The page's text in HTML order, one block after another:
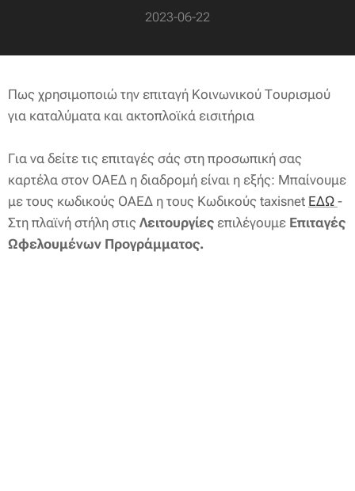
2023-06-22
Πως χρησιμοποιώ την επιταγή Κοινωνικού Τουρισμού
για καταλύματα και ακτοπλοϊκά εισιτήρια
Για να δείτε τις επιταγές σάς στη προσωπική σας
καρτέλα στον ΟΑΕΔ η διαδρομή είναι η εξής: Μπαίνουμε
με τους κωδικούς ΟΑΕΔ η τους Κωδικούς taxisnet ΕΔΩ -
Στη πλαϊνή στήλη στις Λειτουργίες επιλέγουμε Επιταγές
Ωφελουμένων Προγράμματος.